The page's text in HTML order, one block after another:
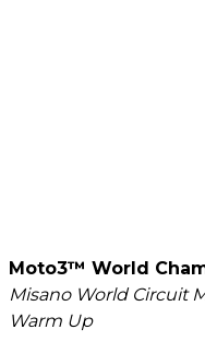
Moto3™ World
Misano World Circuit
Warm Up